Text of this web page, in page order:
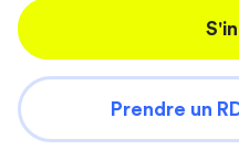
Prendre un